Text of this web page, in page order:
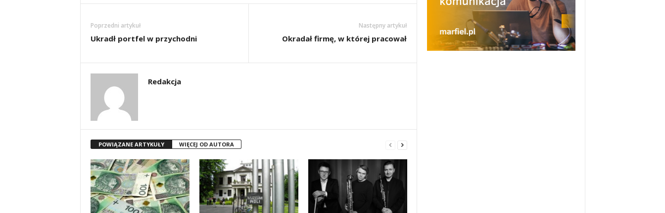
Poprzedni artykuł
Ukradł portfel w przychodni
Następny artykuł
Okradał firmę, w której pracował
Redakcja
POWIĄZANE ARTYKUŁY WIĘCEJ OD AUTORA